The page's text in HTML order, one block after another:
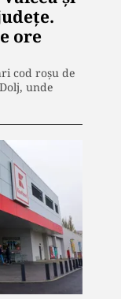
ore
cod roşu de
unde